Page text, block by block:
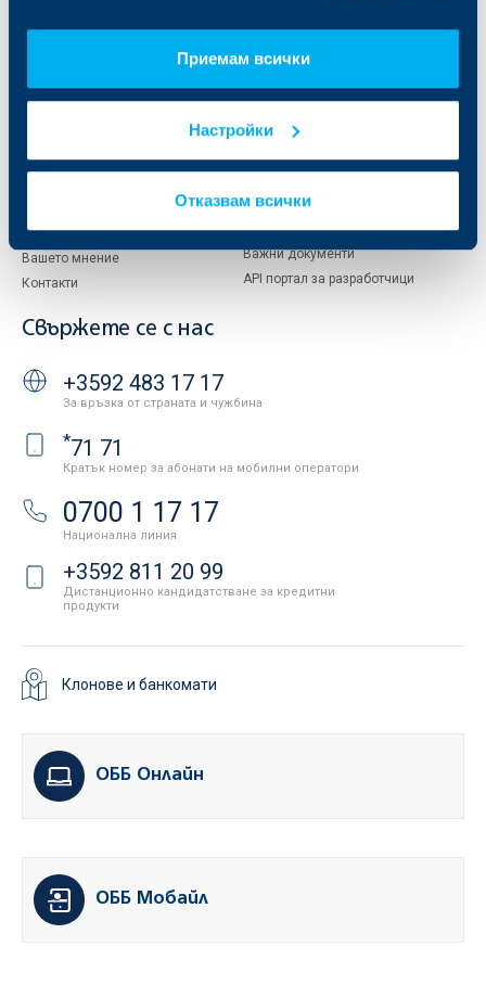
Приемам всички
Настройки
Отказвам всички
За акционери
Европейско финансиране
Други документи
Новини
Вашето мнение
Контакти
ОББ Пенсионно осигуряване
ОББ Асет мениджмънт
Продажба на имоти
Бисквитки
Защита на личните данни
Важни документи
API портал за разработчици
Свържете се с нас
+3592 483 17 17
За връзка от страната и чужбина
*71 71
Кратък номер за абонати на мобилни оператори
0700 1 17 17
Национална линия
+3592 811 20 99
Дистанционно кандидатстване за кредитни
продукти
Клонове и банкомати
ОББ Онлайн
ОББ Мобайл